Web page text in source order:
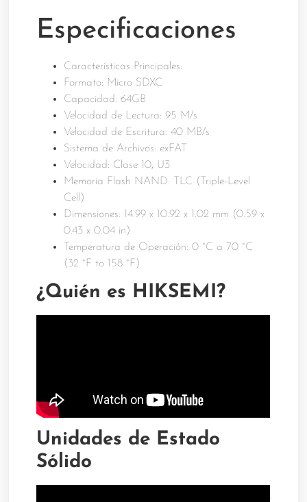
Especificaciones
Características Principales:
Formato: Micro SDXC
Capacidad: 64GB
Velocidad de Lectura: 95 M/s
Velocidad de Escritura: 40 MB/s
Sistema de Archivos: exFAT
Velocidad: Clase 10, U3
Memoria Flash NAND: TLC (Triple-Level
Cell)
Dimensiones: 14.99 x 10.92 x 1.02 mm (0.59 x
0.43 x 0.04 in)
Temperatura de Operación: 0 °C a 70 °C
(32 °F to 158 °F)
¿Quién es HIKSEMI?
Unidades de Estado
Sólido
Gran capacidad de